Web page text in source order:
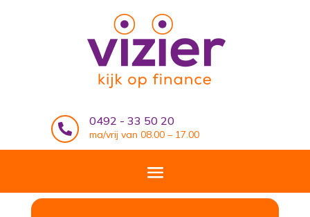

0492 - 33 50 20
ma/vrij van 08.00 – 17.00